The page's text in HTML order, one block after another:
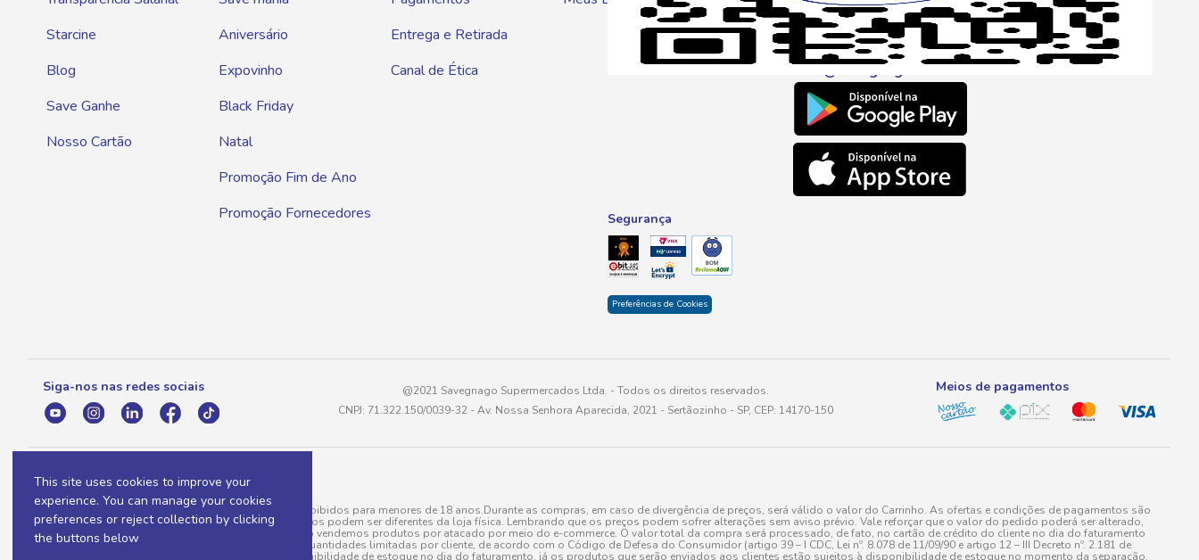
This site uses cookies to improve your
experience. You can manage your cookies
preferences or reject collection by clicking
the buttons below
Starcine
Blog
Save Ganhe
Nosso Cartão
Aniversário
Expovinho
Black Friday
Natal
Promoção Fim de Ano
Promoção Fornecedores
Entrega e Retirada
Canal de Ética
E-mail
atendimento@savegnago.com.br
Segurança
Preferências de Cookies
Siga-nos nas redes sociais
@2021 Savegnago Supermercados Ltda. - Todos os direitos reservados.
CNPJ: 71.322.150/0039-32 - Av. Nossa Senhora Aparecida, 2021 - Sertãozinho - SP, CEP: 14170-150
Meios de pagamentos
A venda e o consumo de bebidas alcoólicas são proibidos para menores de 18 anos.Durante as compras, em caso de divergência de preços, será válido o valor do Carrinho. As ofertas e condições de pagamentos são
válidas para a loja eletrônica, sendo que seus preços podem ser diferentes da loja física. Lembrando que os preços podem sofrer alterações sem aviso prévio. Vale reforçar que o valor do pedido poderá ser alterado,
para menos, por conta de produtos variáveis; e não vendemos produtos por atacado por meio do e-commerce. O valor total da compra será processado, de fato, no cartão de crédito do cliente no dia do faturamento
do pedido. Produtos em promoção possuem quantidades limitadas por cliente, de acordo com o Código de Defesa do Consumidor (artigo 39 – I CDC, Lei nº. 8.078 de 11/09/90 e artigo 12 – III Decreto nº. 2.181 de
20/03/97). A venda está diretamente ligada à disponibilidade de estoque no dia do faturamento, já os produtos que serão enviados aos clientes estão sujeitos à disponibilidade de estoque no momento da separação.